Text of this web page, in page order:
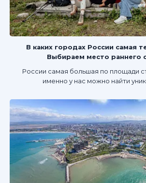
В каких городах России самая
Выбираем место раннего
России самая большая по площади
именно у нас можно найти